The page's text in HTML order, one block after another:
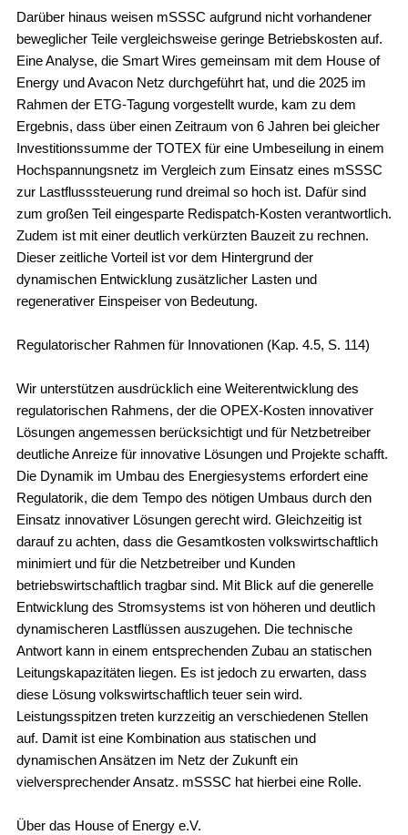
Darüber hinaus weisen mSSSC aufgrund nicht vorhandener
beweglicher Teile vergleichsweise geringe Betriebskosten auf.
Eine Analyse, die Smart Wires gemeinsam mit dem House of
Energy und Avacon Netz durchgeführt hat, und die 2025 im
Rahmen der ETG-Tagung vorgestellt wurde, kam zu dem
Ergebnis, dass über einen Zeitraum von 6 Jahren bei gleicher
Investitionssumme der TOTEX für eine Umbeseilung in einem
Hochspannungsnetz im Vergleich zum Einsatz eines mSSSC
zur Lastflusssteuerung rund dreimal so hoch ist. Dafür sind
zum großen Teil eingesparte Redispatch-Kosten verantwortlich.
Zudem ist mit einer deutlich verkürzten Bauzeit zu rechnen.
Dieser zeitliche Vorteil ist vor dem Hintergrund der
dynamischen Entwicklung zusätzlicher Lasten und
regenerativer Einspeiser von Bedeutung.
Regulatorischer Rahmen für Innovationen (Kap. 4.5, S. 114)
Wir unterstützen ausdrücklich eine Weiterentwicklung des
regulatorischen Rahmens, der die OPEX-Kosten innovativer
Lösungen angemessen berücksichtigt und für Netzbetreiber
deutliche Anreize für innovative Lösungen und Projekte schafft.
Die Dynamik im Umbau des Energiesystems erfordert eine
Regulatorik, die dem Tempo des nötigen Umbaus durch den
Einsatz innovativer Lösungen gerecht wird. Gleichzeitig ist
darauf zu achten, dass die Gesamtkosten volkswirtschaftlich
minimiert und für die Netzbetreiber und Kunden
betriebswirtschaftlich tragbar sind. Mit Blick auf die generelle
Entwicklung des Stromsystems ist von höheren und deutlich
dynamischeren Lastflüssen auszugehen. Die technische
Antwort kann in einem entsprechenden Zubau an statischen
Leitungskapazitäten liegen. Es ist jedoch zu erwarten, dass
diese Lösung volkswirtschaftlich teuer sein wird.
Leistungsspitzen treten kurzzeitig an verschiedenen Stellen
auf. Damit ist eine Kombination aus statischen und
dynamischen Ansätzen im Netz der Zukunft ein
vielversprechender Ansatz. mSSSC hat hierbei eine Rolle.
Über das House of Energy e.V.